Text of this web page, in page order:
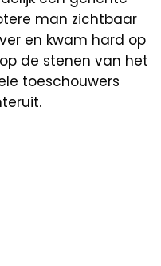
man zichtbaar
en kwam hard op
de stenen van het
toeschouwers